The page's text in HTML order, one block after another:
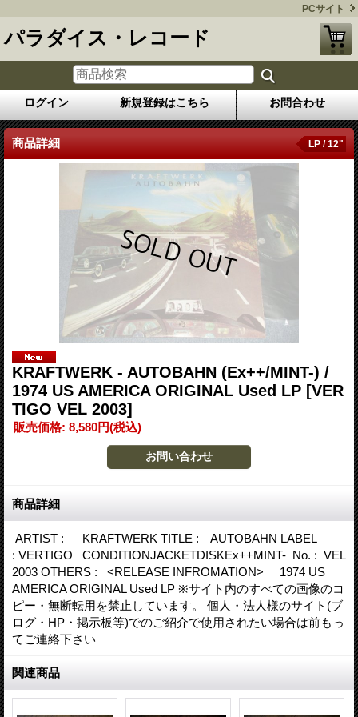
PCサイト
パラダイス・レコード
ログイン 新規登録はこちら お問合わせ
商品詳細 LP / 12"
KRAFTWERK - AUTOBAHN (Ex++/MINT-) /
1974 US AMERICA ORIGINAL Used LP [VER
TIGO VEL 2003]
販売価格: 8,580円(税込)
商品詳細
ARTIST : KRAFTWERK TITLE : AUTOBAHN LABEL
: VERTIGO CONDITIONJACKETDISKEx++MINT- No. : VEL
2003 OTHERS : <RELEASE INFROMATION> 1974 US
AMERICA ORIGINAL Used LP ※サイト内のすべての画像のコ
ピー・無断転用を禁止しています。 個人・法人様のサイト(ブ
ログ・HP・掲示板等)でのご紹介で使用されたい場合は前もっ
てご連絡下さい
関連商品